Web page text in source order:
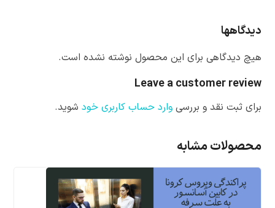
دیدگاهها
هیچ دیدگاهی برای این محصول نوشته نشده است.
Leave a customer review
برای ثبت نقد و بررسیوارد حساب کاربری خود شوید.
محصولات مشابه